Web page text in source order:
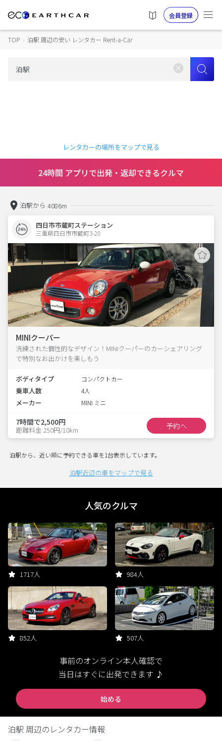
会員登録
TOP › 泊駅 周辺の安い レンタカー Rent-a-Car
レンタカーの場所をマップで見る
24時間 アプリで出発・返却できるクルマ
泊駅から 4086m
四日市市蔵町ステーション
三重県四日市市蔵町3-20
MINIクーパー
洗練された個性的なデザイン！MINIクーパーのカーシェアリング
で特別なお出かけを楽しもう
ボディタイプ コンパクトカー
乗車人数 4人
メーカー MINI ミニ
7時間で2,500円
距離料金 250円/10km 予約へ
泊駅から、近い順に予約できる車を1台表示しています。
泊駅近辺の車をマップで見る
人気のクルマ
1717人 984人
852人 507人
事前のオンライン本人確認で
当日はすぐに出発できます ♪
始める
泊駅 周辺のレンタカー情報